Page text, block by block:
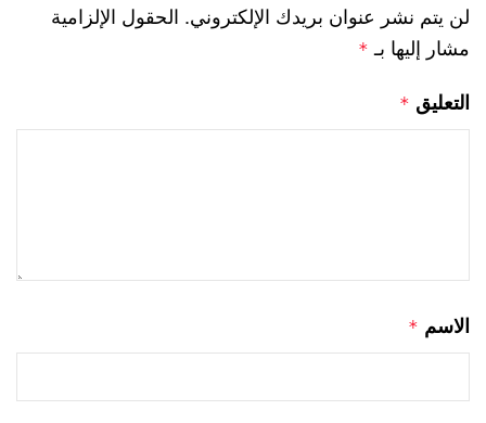
لن يتم نشر عنوان بريدك الإلكتروني. الحقول الإلزامية
مشار إليها بـ *
التعليق *
الاسم *